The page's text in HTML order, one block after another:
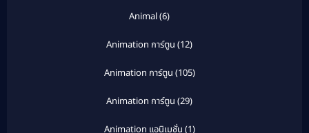
Animal(6)
Animation การ์ตูน (12)
Animation การ์ตูน (105)
Animation การ์ตูน (29)
Animation แอนิเมชั่น (1)